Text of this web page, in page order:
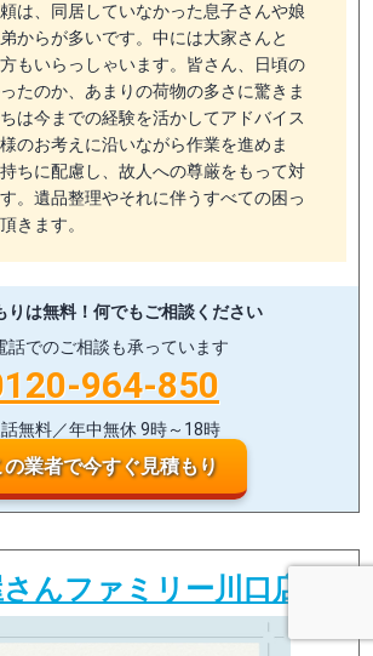
は、同居していなかった息子さんや娘
からが多いです。中には大家さんと
もいらっしゃいます。皆さん、日頃の
たのか、あまりの荷物の多さに驚きま
は今までの経験を活かしてアドバイス
のお考えに沿いながら作業を進めま
ちに配慮し、故人への尊厳をもって対
。遺品整理やそれに伴うすべての困っ
きます。
りは無料！ 何でもご相談ください
話でのご相談も承っています
964-850
無料／年中無休 9時～18時
の業者で今すぐ見積もり
んファミリー川口店